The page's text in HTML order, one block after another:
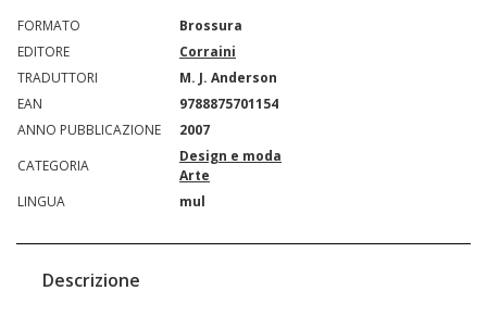
FORMATO
Brossura
EDITORE
Corraini
TRADUTTORI
M. J. Anderson
EAN
9788875701154
ANNO PUBBLICAZIONE
2007
CATEGORIA
Design e moda
Arte
LINGUA
mul
Descrizione